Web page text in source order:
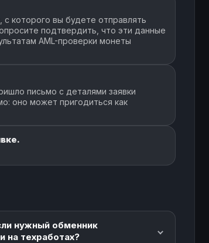
которого вы будете отправлять
подтвердить, что эти данные
AML-проверки монеты
письмо с деталями заявки
оно может пригодиться как
нужный обменник
на техработах?